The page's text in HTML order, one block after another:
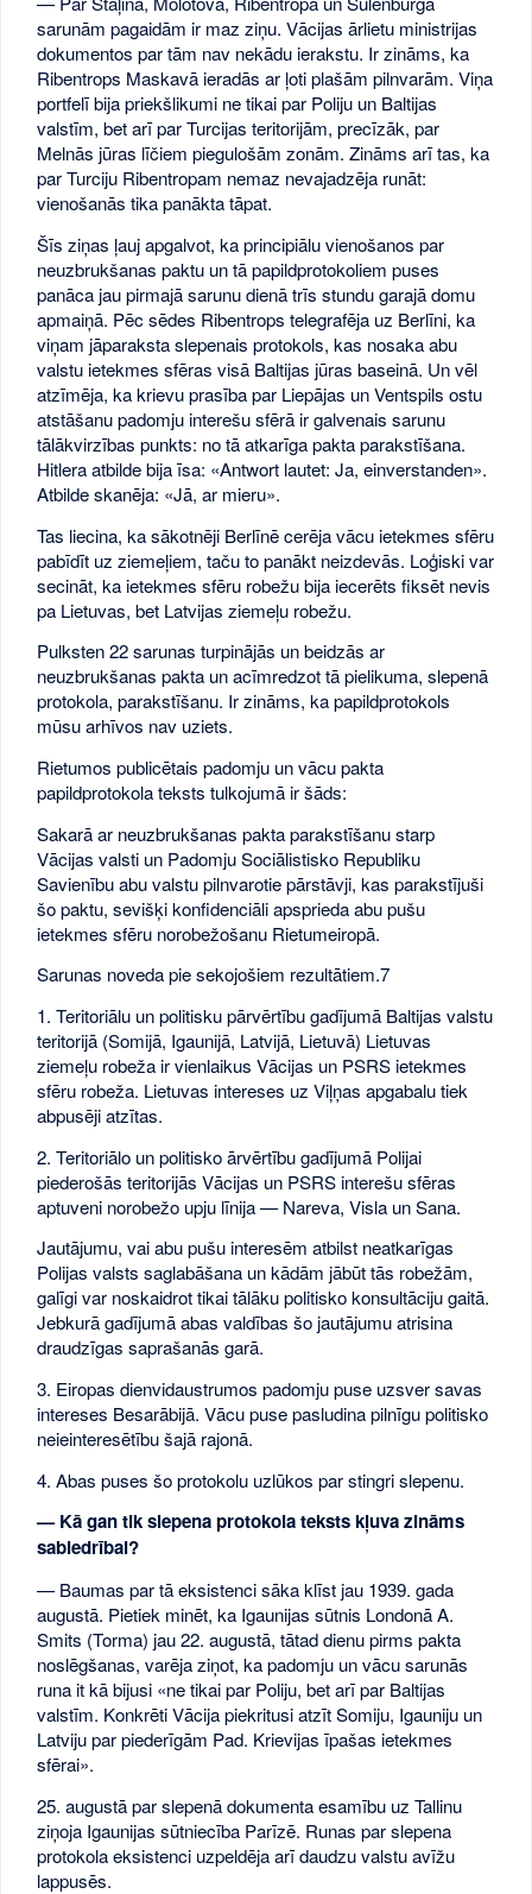
sarunām pagaidām ir maz ziņu. Vācijas ārlietu ministrijas
dokumentos par tām nav nekādu ierakstu. Ir zināms, ka
Ribentrops Maskavā ieradās ar ļoti plašām pilnvarām. Viņa
portfelī bija priekšlikumi ne tikai par Poliju un Baltijas
valstīm, bet arī par Turcijas teritorijām, precīzāk, par
Melnās jūras līčiem piegulošām zonām. Zināms arī tas, ka
par Turciju Ribentropam nemaz nevajadzēja runāt:
vienošanās tika panākta tāpat.
Šīs ziņas ļauj apgalvot, ka principiālu vienošanos par
neuzbrukšanas paktu un tā papildprotokoliem puses
panāca jau pirmajā sarunu dienā trīs stundu garajā domu
apmaiņā. Pēc sēdes Ribentrops telegrafēja uz Berlīni, ka
viņam jāparaksta slepenais protokols, kas nosaka abu
valstu ietekmes sfēras visā Baltijas jūras baseinā. Un vēl
atzīmēja, ka krievu prasība par Liepājas un Ventspils ostu
atstāšanu padomju interešu sfērā ir galvenais sarunu
tālākvirzības punkts: no tā atkarīga pakta parakstīšana.
Hitlera atbilde bija īsa: «Antwort lautet: Ja, einverstanden».
Atbilde skanēja: «Jā, ar mieru».
Tas liecina, ka sākotnēji Berlīnē cerēja vācu ietekmes sfēru
pabīdīt uz ziemeļiem, taču to panākt neizdevās. Loģiski var
secināt, ka ietekmes sfēru robežu bija iecerēts fiksēt nevis
pa Lietuvas, bet Latvijas ziemeļu robežu.
Pulksten 22 sarunas turpinājās un beidzās ar
neuzbrukšanas pakta un acīmredzot tā pielikuma, slepenā
protokola, parakstīšanu. Ir zināms, ka papildprotokols
mūsu arhīvos nav uziets.
Rietumos publicētais padomju un vācu pakta
papildprotokola teksts tulkojumā ir šāds:
Sakarā ar neuzbrukšanas pakta parakstīšanu starp
Vācijas valsti un Padomju Sociālistisko Republiku
Savienību abu valstu pilnvarotie pārstāvji, kas parakstījuši
šo paktu, sevišķi konfidenciāli apsprieda abu pušu
ietekmes sfēru norobežošanu Rietumeiropā.
Sarunas noveda pie sekojošiem rezultātiem.7
1. Teritoriālu un politisku pārvērtību gadījumā Baltijas valstu
teritorijā (Somijā, Igaunijā, Latvijā, Lietuvā) Lietuvas
ziemeļu robeža ir vienlaikus Vācijas un PSRS ietekmes
sfēru robeža. Lietuvas intereses uz Viļņas apgabalu tiek
abpusēji atzītas.
2. Teritoriālo un politisko ārvērtību gadījumā Polijai
piederošās teritorijās Vācijas un PSRS interešu sfēras
aptuveni norobežo upju līnija — Nareva, Visla un Sana.
Jautājumu, vai abu pušu interesēm atbilst neatkarīgas
Polijas valsts saglabāšana un kādām jābūt tās robežām,
galīgi var noskaidrot tikai tālāku politisko konsultāciju gaitā.
Jebkurā gadījumā abas valdības šo jautājumu atrisina
draudzīgas saprašanās garā.
3. Eiropas dienvidaustrumos padomju puse uzsver savas
intereses Besarābijā. Vācu puse pasludina pilnīgu politisko
neieinteresētību šajā rajonā.
4. Abas puses šo protokolu uzlūkos par stingri slepenu.
— Kā gan tik slepena protokola teksts kļuva zināms
sabiedrībai?
— Baumas par tā eksistenci sāka klīst jau 1939. gada
augustā. Pietiek minēt, ka Igaunijas sūtnis Londonā A.
Smits (Torma) jau 22. augustā, tātad dienu pirms pakta
noslēgšanas, varēja ziņot, ka padomju un vācu sarunās
runa it kā bijusi «ne tikai par Poliju, bet arī par Baltijas
valstīm. Konkrēti Vācija piekritusi atzīt Somiju, Igauniju un
Latviju par piederīgām Pad. Krievijas īpašas ietekmes
sfērai».
25. augustā par slepenā dokumenta esamību uz Tallinu
ziņoja Igaunijas sūtniecība Parīzē. Runas par slepena
protokola eksistenci uzpeldēja arī daudzu valstu avīžu
lappusēs.